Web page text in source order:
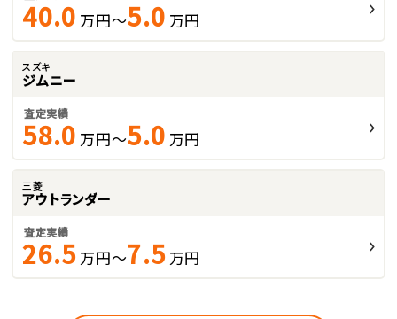
40.0 万円～5.0 万円
スズキ
ジムニー
査定実績
58.0 万円～5.0 万円
三菱
アウトランダー
査定実績
26.5 万円～7.5 万円